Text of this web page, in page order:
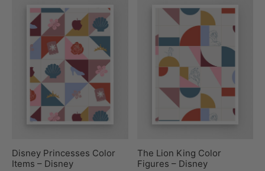
Disney Princesses Color
Items – Disney
The Lion King Color
Figures – Disney